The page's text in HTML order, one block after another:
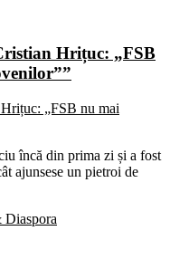
Hrițuc: „FSB
încă din prima zi și a fost
ajunsese un pietroi de